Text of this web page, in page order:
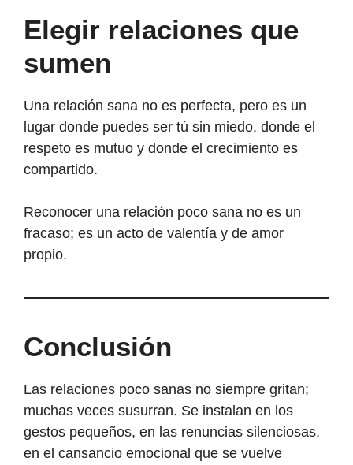
Elegir relaciones que
sumen
Una relación sana no es perfecta, pero es un
lugar donde puedes ser tú sin miedo, donde el
respeto es mutuo y donde el crecimiento es
compartido.
Reconocer una relación poco sana no es un
fracaso; es un acto de valentía y de amor
propio.
Conclusión
Las relaciones poco sanas no siempre gritan;
muchas veces susurran. Se instalan en los
gestos pequeños, en las renuncias silenciosas,
en el cansancio emocional que se vuelve